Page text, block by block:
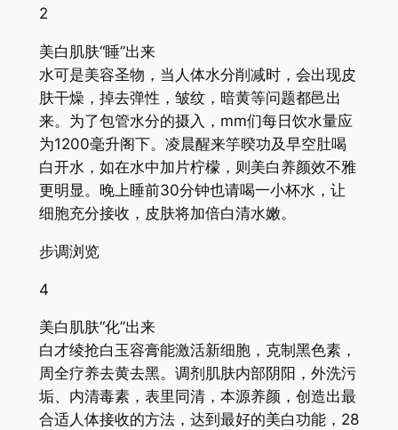
2
美白肌肤“睡”出来
水可是美容圣物，当人体水分削减时，会出现皮
肤干燥，掉去弹性，皱纹，暗黄等问题都邑出
来。为了包管水分的摄入，mm们每日饮水量应
为1200毫升阁下。凌晨醒来竽暌功及早空肚喝
白开水，如在水中加片柠檬，则美白养颜效不雅
更明显。晚上睡前30分钟也请喝一小杯水，让
细胞充分接收，皮肤将加倍白清水嫩。
步调浏览
4
美白肌肤“化”出来
白才绫抢白玉容膏能激活新细胞，克制黑色素，
周全疗养去黄去黑。调剂肌肤内部阴阳，外洗污
垢、内清毒素，表里同清，本源养颜，创造出最
合适人体接收的方法，达到最好的美白功能，28